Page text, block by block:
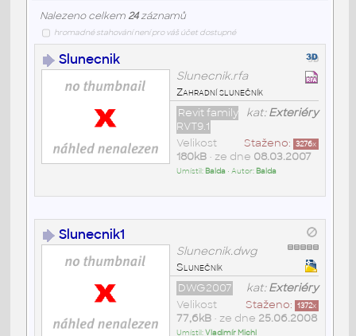
Nalezeno celkem 24záznamů
hromadné stahování není pro váš účet dostupné
Slunecnik
Slunecnik.rfa
Zahradní slunečník
kat:Exteriéry
Revit family
RVT9.1
Staženo: 3276x
Velikost
180kB• ze dne 08.03.2007
Umístil: Balda • Autor: Balda
Slunecnik1
Slunecnik.dwg
Slunečník
kat:Exteriéry
DWG2007
Staženo: 1372x
Velikost
77,6kB• ze dne 25.06.2008
Umístil:Vladimír Michl